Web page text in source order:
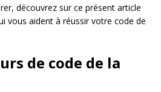
découvrez sur ce présent article
vous aident à réussir votre code de
de code de la